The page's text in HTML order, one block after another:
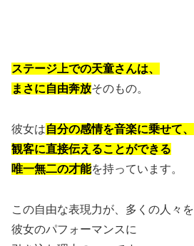
ステージ上での天童さんは、
まさに自由奔放そのもの。
彼女は自分の感情を音楽に乗せて、
観客に直接伝えることができる
唯一無二の才能を持っています。
この自由な表現力が、多くの人々を
彼女のパフォーマンスに